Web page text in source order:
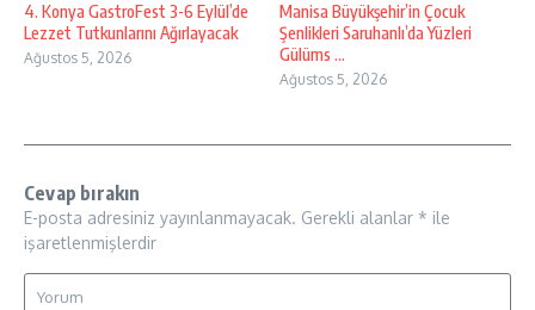
4. Konya GastroFest 3-6 Eylül’de
Lezzet Tutkunlarını Ağırlayacak
Ağustos 5, 2026
Manisa Büyükşehir’in Çocuk
Şenlikleri Saruhanlı’da Yüzleri
Gülüms ...
Ağustos 5, 2026
Cevap bırakın
E-posta adresiniz yayınlanmayacak. Gerekli alanlar * ile
işaretlenmişlerdir